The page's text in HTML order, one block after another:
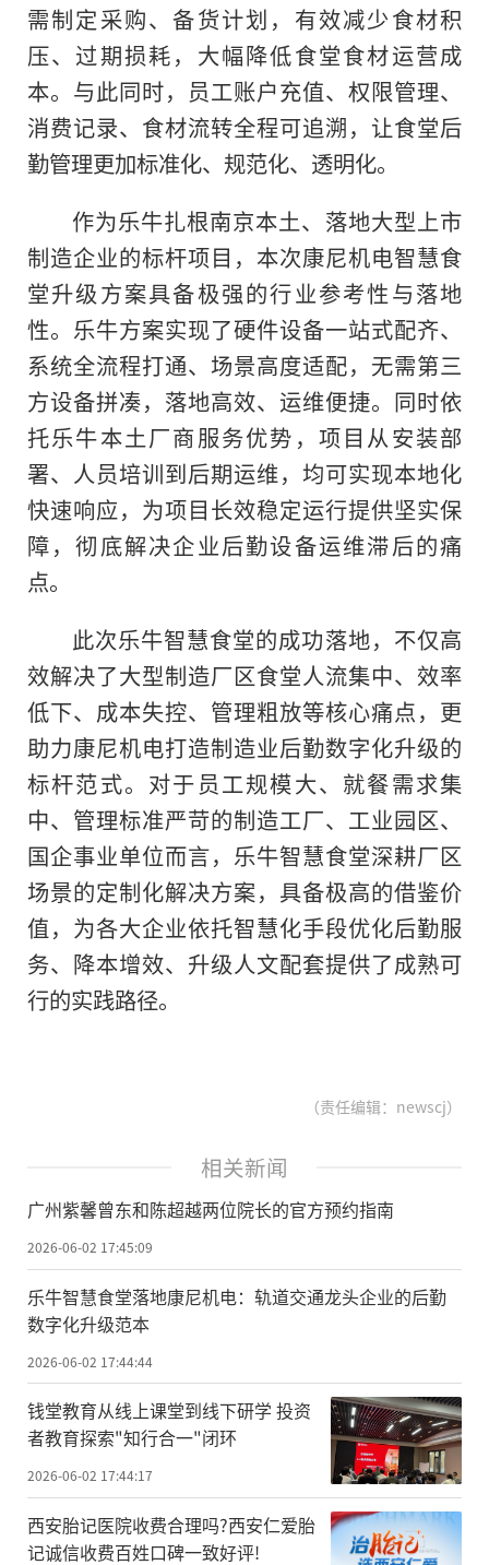
需制定采购、备货计划，有效减少食材积
压、过期损耗，大幅降低食堂食材运营成
本。与此同时，员工账户充值、权限管理、
消费记录、食材流转全程可追溯，让食堂后
勤管理更加标准化、规范化、透明化。
作为乐牛扎根南京本土、落地大型上市
制造企业的标杆项目，本次康尼机电智慧食
堂升级方案具备极强的行业参考性与落地
性。乐牛方案实现了硬件设备一站式配齐、
系统全流程打通、场景高度适配，无需第三
方设备拼凑，落地高效、运维便捷。同时依
托乐牛本土厂商服务优势，项目从安装部
署、人员培训到后期运维，均可实现本地化
快速响应，为项目长效稳定运行提供坚实保
障，彻底解决企业后勤设备运维滞后的痛
点。
此次乐牛智慧食堂的成功落地，不仅高
效解决了大型制造厂区食堂人流集中、效率
低下、成本失控、管理粗放等核心痛点，更
助力康尼机电打造制造业后勤数字化升级的
标杆范式。对于员工规模大、就餐需求集
中、管理标准严苛的制造工厂、工业园区、
国企事业单位而言，乐牛智慧食堂深耕厂区
场景的定制化解决方案，具备极高的借鉴价
值，为各大企业依托智慧化手段优化后勤服
务、降本增效、升级人文配套提供了成熟可
行的实践路径。
（责任编辑：newscj）
相关新闻
广州紫馨曾东和陈超越两位院长的官方预约指南
2026-06-02 17:45:09
乐牛智慧食堂落地康尼机电：轨道交通龙头企业的后勤
数字化升级范本
2026-06-02 17:44:44
钱堂教育从线上课堂到线下研学 投资
者教育探索"知行合一"闭环
2026-06-02 17:44:17
西安胎记医院收费合理吗?西安仁爱胎
记诚信收费百姓口碑一致好评!